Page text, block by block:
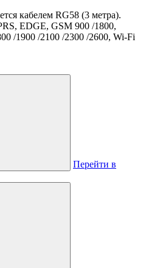
кабелем RG58 (3 метра).
EDGE, GSM 900 /1800,
/1900 /2100 /2300 /2600, Wi-Fi
Перейти в